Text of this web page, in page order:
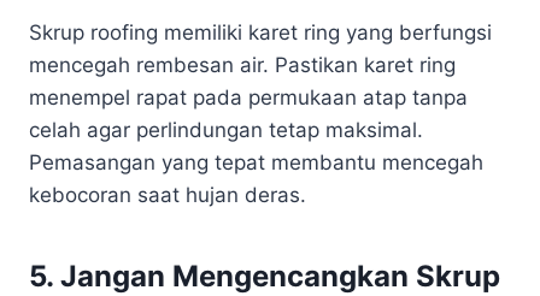
Skrup roofing memiliki karet ring yang berfungsi
mencegah rembesan air. Pastikan karet ring
menempel rapat pada permukaan atap tanpa
celah agar perlindungan tetap maksimal.
Pemasangan yang tepat membantu mencegah
kebocoran saat hujan deras.
5. Jangan Mengencangkan Skrup